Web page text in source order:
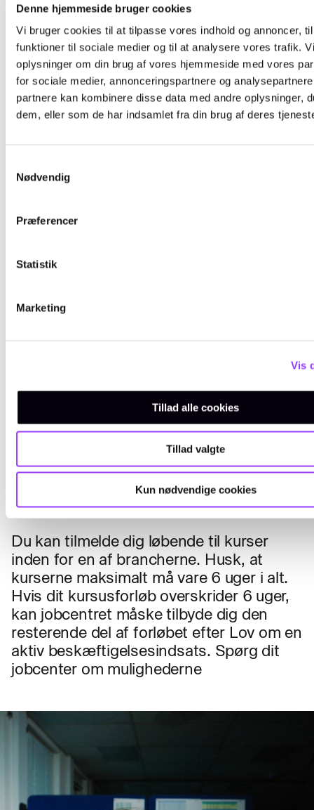
Denne hjemmeside bruger cookies
Vi bruger cookies til at tilpasse vores indhold og annoncer,
funktioner til sociale medier og til at analysere vores trafik.
oplysninger om din brug af vores hjemmeside med vores
for sociale medier, annonceringspartnere og
partnere kan kombinere disse data med andre oplysninger,
dem, eller som de har indsamlet fra din brug af deres
Nødvendig
Præferencer
Statistik
Marketing
Vis
Tillad alle cookies
Tillad valgte
Kun nødvendige cookies
Inden du tilmelder dig, skal du altid
kontakte dit jobcenter eller din a-kasse.
Få en samtale i jobcentret
Denne samtale er nødvendig, for at
Find dit kursus eller
Aftal det nærmere forløb med TECs
dig en udfyldt og underskrevet
Herefter skal du underskrive
blanketten og aflevere den til din a-
kasse.
A-kassen godkender kurset
A-kassen skal godkende kurset eller
kurserne, inden du starter.
Du kan tilmelde dig løbende til kurser
inden for en af brancherne. Husk, at
kurserne maksimalt må vare 6 uger i alt.
Hvis dit kursusforløb overskrider 6 uger,
kan jobcentret måske tilbyde dig den
resterende del af forløbet efter Lov om en
aktiv beskæftigelsesindsats. Spørg dit
jobcenter om mulighederne